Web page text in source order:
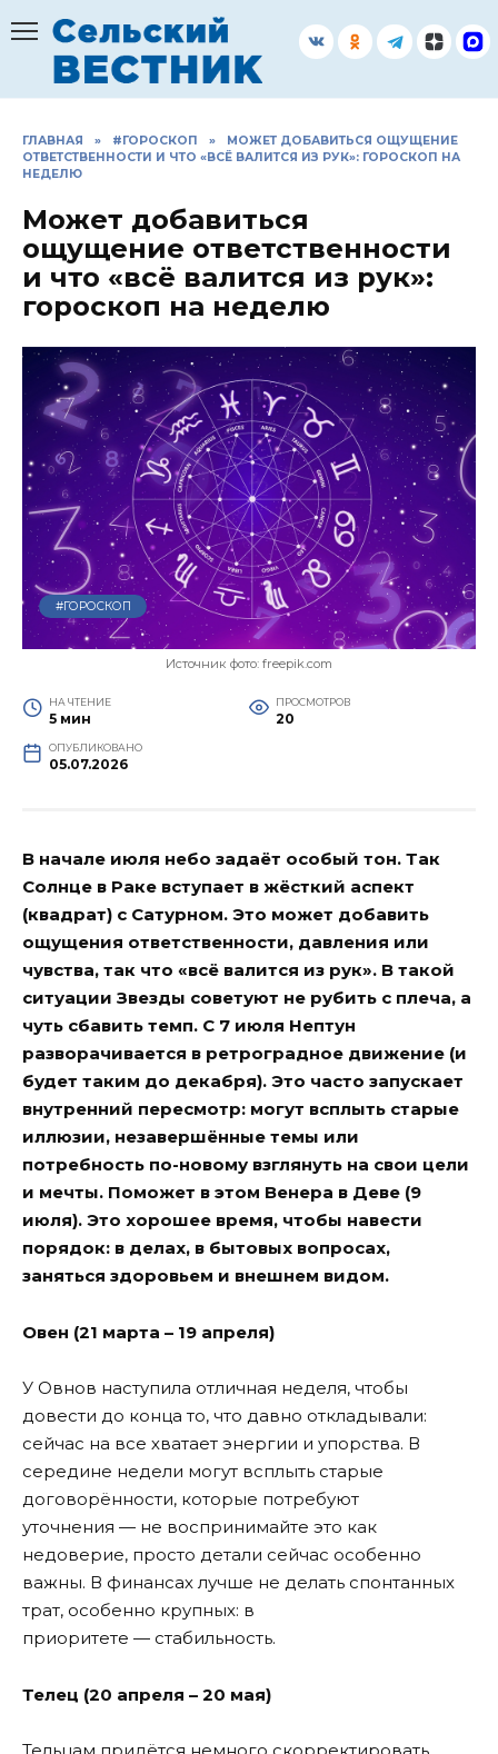
содержанию
ГЛАВНАЯ » #ГОРОСКОП »
МОЖЕТ ДОБАВИТЬСЯ ОЩУЩЕНИЕ
ОТВЕТСТВЕННОСТИ И ЧТО «ВСЁ ВАЛИТСЯ ИЗ РУК»: ГОРОСКОП НА
НЕДЕЛЮ
Может добавиться
ощущение ответственности
и что «всё валится из рук»:
гороскоп на неделю
#ГОРОСКОП
Источник фото: freepik.com
НА ЧТЕНИЕ
5 мин
ПРОСМОТРОВ
20
ОПУБЛИКОВАНО
05.07.2026
В начале июля небо задаёт особый тон. Так
Солнце в Раке вступает в жёсткий аспект
(квадрат) с Сатурном. Это может добавить
ощущения ответственности, давления или
чувства, так что «всё валится из рук». В такой
ситуации Звезды советуют не рубить с плеча, а
чуть сбавить темп. С 7 июля Нептун
разворачивается в ретроградное движение (и
будет таким до декабря). Это часто запускает
внутренний пересмотр: могут всплыть старые
иллюзии, незавершённые темы или
потребность по-новому взглянуть на свои цели
и мечты. Поможет в этом Венера в Деве (9
июля). Это хорошее время, чтобы навести
порядок: в делах, в бытовых вопросах,
заняться здоровьем и внешнем видом.
Овен (21 марта – 19 апреля)
У Овнов наступила отличная неделя, чтобы
довести до конца то, что давно откладывали:
сейчас на все хватает энергии и упорства. В
середине недели могут всплыть старые
договорённости, которые потребуют
уточнения — не воспринимайте это как
недоверие, просто детали сейчас особенно
важны. В финансах лучше не делать спонтанных
трат, особенно крупных: в
приоритете — стабильность.
Телец (20 апреля – 20 мая)